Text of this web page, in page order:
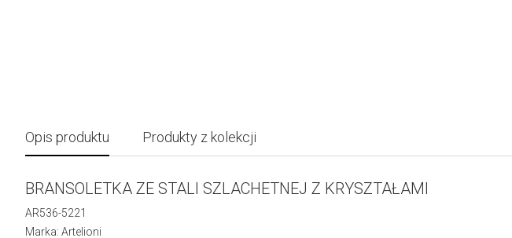
Opis produktu Produkty z kolekcji
BRANSOLETKA ZE STALI SZLACHETNEJ Z KRYSZTAŁAMI
AR536-5221
Marka: Artelioni